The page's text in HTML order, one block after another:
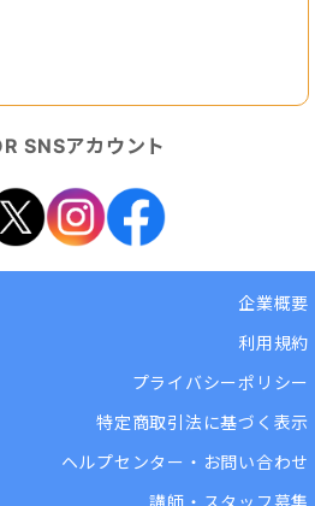
SNSアカウント
企業概要
利用規約
プライバシーポリシー
特定商取引法に基づく表示
ヘルプセンター・お問い合わせ
講師・スタッフ募集